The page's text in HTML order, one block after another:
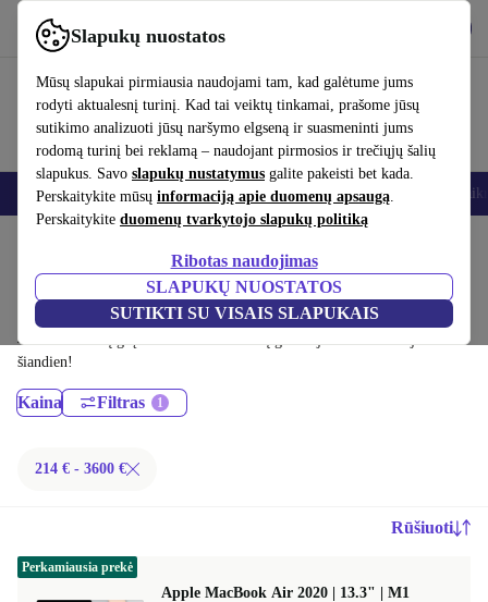
Slapukų nuostatos
Mūsų slapukai pirmiausia naudojami tam, kad galėtume jums
rodyti aktualesnį turinį. Kad tai veiktų tinkamai, prašome jūsų
sutikimo analizuoti jūsų naršymo elgseną ir suasmeninti jums
rodomą turinį bei reklamą – naudojant pirmosios ir trečiųjų šalių
slapukus. Savo slapukų nustatymus galite pakeisti bet kada.
Perskaitykite mūsų informaciją apie duomenų apsaugą.
Perskaitykite duomenų tvarkytojo slapukų politiką
Ribotas naudojimas
SLAPUKŲ NUOSTATOS
SUTIKTI SU VISAIS SLAPUKAIS
Naudok refurbed greitai ir paprastai
Išmanieji telefonai Nešiojamieji kompiuteriai Planšetės Išmanieji
MacBook:
Sertifikuoti profesionaliai atnaujinti MacBook iki 3600 € – sutaupyk iki
40 %. 30 dienų grąžinimai ir 12 mėnesių garantija. Pirk tvariai jau
šiandien!
Kaina Filtras
214 € - 3600 €
Rūšiuoti
Apple MacBook Air 2020 | 13.3" | M1
Perkamiausia prekė